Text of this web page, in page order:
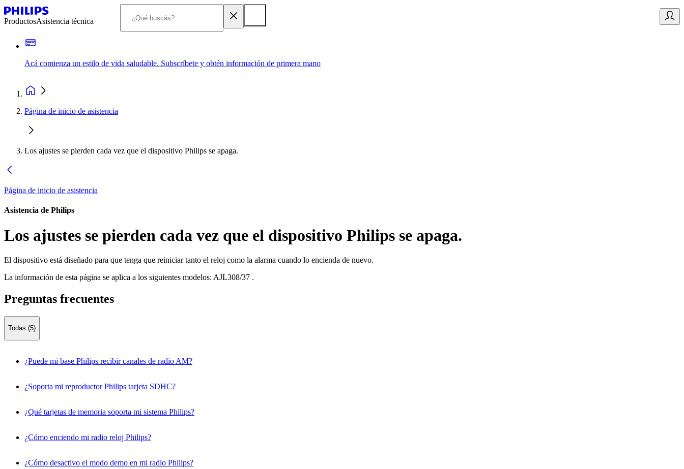
ProductosAsistencia técnica
Acá comienza un estilo de vida saludable. Subscríbete y obtén información de primera mano
Página de inicio de asistencia
Los ajustes se pierden cada vez que el dispositivo Philips se apaga.
Página de inicio de asistencia
Asistencia de Philips
Los ajustes se pierden cada vez que el dispositivo Philips se apaga.
El dispositivo está diseñado para que tenga que reiniciar tanto el reloj como la alarma cuando lo encienda de nuevo.
La información de esta página se aplica a los siguientes modelos: AJL308/37 .
Preguntas frecuentes
Todas (5)
¿Puede mi base Philips recibir canales de radio AM?
¿Soporta mi reproductor Philips tarjeta SDHC?
¿Qué tarjetas de memoria soporta mi sistema Philips?
¿Cómo enciendo mi radio reloj Philips?
¿Cómo desactivo el modo demo en mi radio Philips?